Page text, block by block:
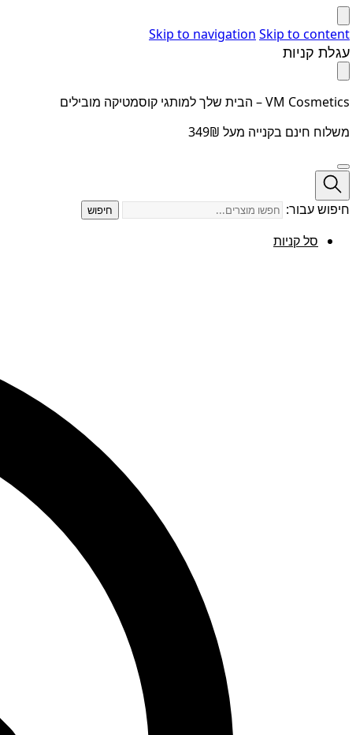
Skip to navigation Skip to content
עגלת קניות
VM Cosmetics – הבית שלך למותגי קוסמטיקה מובילים
משלוח חינם בקנייה מעל 349₪
חיפוש עבור: חיפוש
סל קניות